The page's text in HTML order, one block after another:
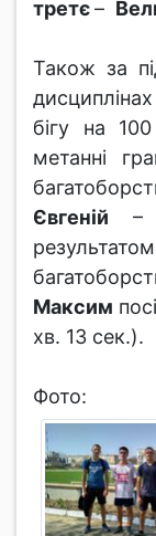
третє–
Також за
дисциплінах
бігу на
метанні
Євгеній –
Максим
хв. 13 сек.).
Фото: